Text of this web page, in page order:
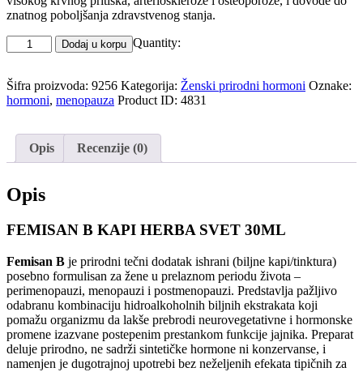
znatnog poboljšanja zdravstvenog stanja.
Quantity:
Dodaj u korpu
Šifra proizvoda: 9256 Kategorija: Ženski prirodni hormoni Oznake:
hormoni, menopauza Product ID: 4831
Opis Recenzije (0)
Opis
FEMISAN B KAPI HERBA SVET 30ML
Femisan B je prirodni tečni dodatak ishrani (biljne kapi/tinktura)
posebno formulisan za žene u prelaznom periodu života –
perimenopauzi, menopauzi i postmenopauzi. Predstavlja pažljivo
odabranu kombinaciju hidroalkoholnih biljnih ekstrakata koji
pomažu organizmu da lakše prebrodi neurovegetativne i hormonske
promene izazvane postepenim prestankom funkcije jajnika. Preparat
deluje prirodno, ne sadrži sintetičke hormone ni konzervanse, i
namenjen je dugotrajnoj upotrebi bez neželjenih efekata tipičnih za